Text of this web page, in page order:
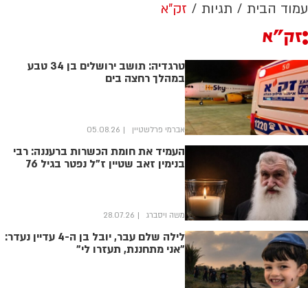
עמוד הבית תגיות זק"א
זק"א
טרגדיה: תושב ירושלים בן 34 טבע
במהלך רחצה בים
אברמי פרלשטיין 05.08.26
העמיד את חומת הכשרות ברעננה: רבי
בנימין זאב שטיין ז"ל נפטר בגיל 76
משה ויסברג 28.07.26
לילה שלם עבר, יובל בן ה-4 עדיין נעדר:
"אני מתחננת, תעזרו לי"